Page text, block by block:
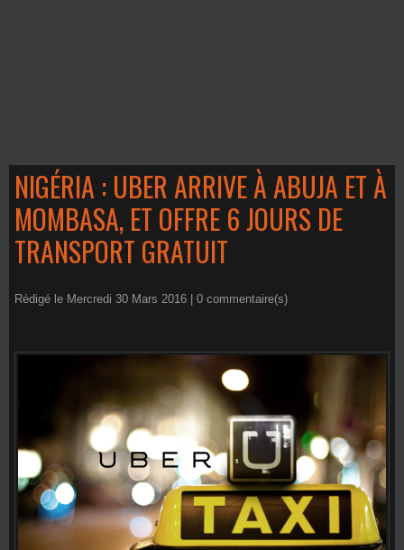
NIGÉRIA : UBER ARRIVE À ABUJA ET À
MOMBASA, ET OFFRE 6 JOURS DE
TRANSPORT GRATUIT
Rédigé le Mercredi 30 Mars 2016 | 0 commentaire(s)